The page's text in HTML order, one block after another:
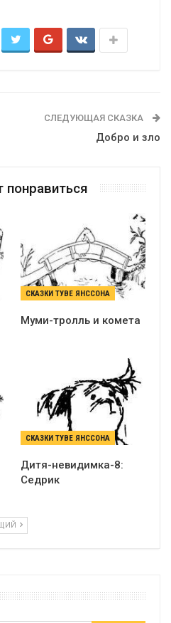
СЛЕДУЮЩАЯ СКАЗКА
Добро и зло
СКАЗКИ ТУВЕ ЯНССОНА
Муми-тролль и комета
СКАЗКИ ТУВЕ ЯНССОНА
Дитя-невидимка-8:
Седрик